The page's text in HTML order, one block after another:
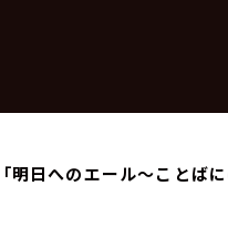
「明日へのエール～ことばに